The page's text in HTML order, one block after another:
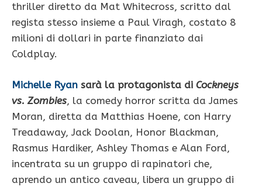
thriller diretto da Mat Whitecross, scritto dal
regista stesso insieme a Paul Viragh, costato 8
milioni di dollari in parte finanziato dai
Coldplay.
Michelle Ryan sarà la protagonista di Cockneys
vs. Zombies, la comedy horror scritta da James
Moran, diretta da Matthias Hoene, con Harry
Treadaway, Jack Doolan, Honor Blackman,
Rasmus Hardiker, Ashley Thomas e Alan Ford,
incentrata su un gruppo di rapinatori che,
aprendo un antico caveau, libera un gruppo di